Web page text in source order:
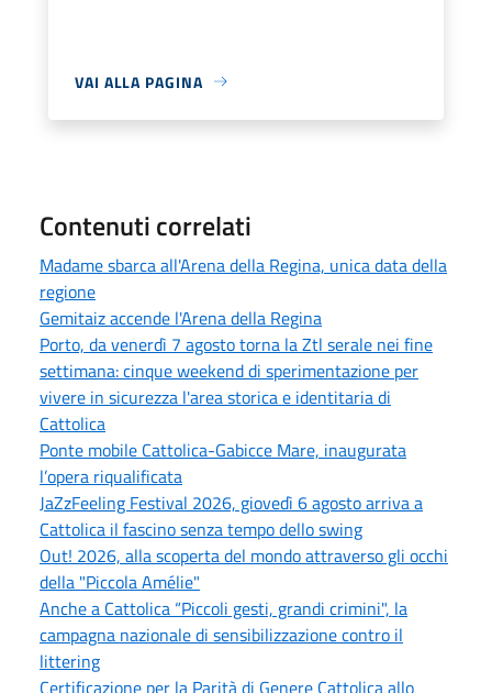
VAI ALLA PAGINA
Contenuti correlati
Madame sbarca all'Arena della Regina, unica data della
regione
Gemitaiz accende l'Arena della Regina
Porto, da venerdì 7 agosto torna la Ztl serale nei fine
settimana: cinque weekend di sperimentazione per
vivere in sicurezza l'area storica e identitaria di
Cattolica
Ponte mobile Cattolica-Gabicce Mare, inaugurata
l’opera riqualificata
JaZzFeeling Festival 2026, giovedì 6 agosto arriva a
Cattolica il fascino senza tempo dello swing
Out! 2026, alla scoperta del mondo attraverso gli occhi
della "Piccola Amélie"
Anche a Cattolica “Piccoli gesti, grandi crimini", la
campagna nazionale di sensibilizzazione contro il
littering
Certificazione per la Parità di Genere Cattolica allo